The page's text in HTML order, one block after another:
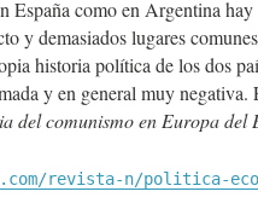
España como en Argentina hay
y demasiados lugares comunes
historia política de los dos
y en general muy negativa.
del comunismo en Europa del
revista-n/politica-